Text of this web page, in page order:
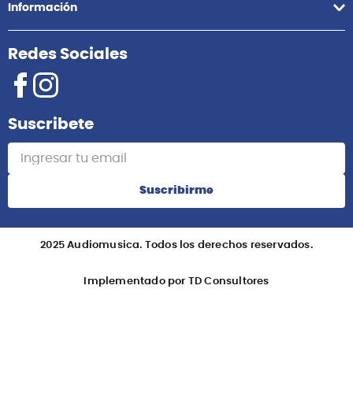
Información
Redes Sociales
Suscribete
Suscribirme
2025 Audiomusica. Todos los derechos reservados.
Implementado por TD Consultores